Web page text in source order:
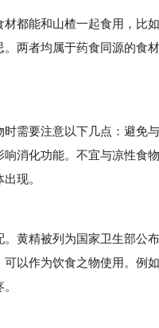
能和山楂一起食用，比
两者均属于药食同源的食
要注意以下几点：避免
消化功能。不宜与凉性食
现。
精被列为国家卫生部公布
以作为饮食之物使用。例